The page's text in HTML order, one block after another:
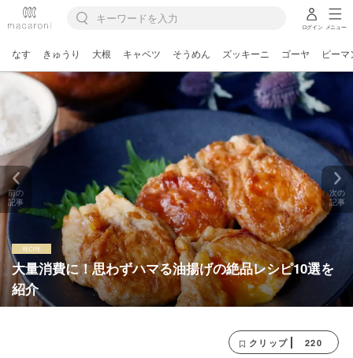
ログイン メニュー
なす きゅうり 大根 キャベツ そうめん ズッキーニ ゴーヤ ピーマ
大量消費に！思わずハマる油揚げの絶品レシピ10選を
紹介
前の
記事
次の
記事
クリップ 220